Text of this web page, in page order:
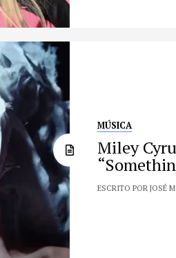
MÚSICA
Miley
ESCRITO POR JOSÉ M.